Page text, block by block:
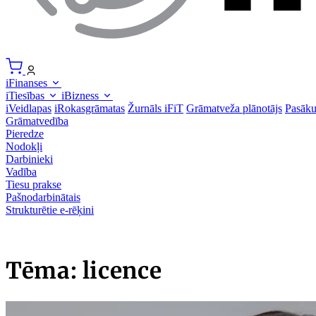
iFinanses
iTiesības
iBizness
iVeidlapas iRokasgrāmatas Žurnāls iFiT Grāmatveža plānotājs
Grāmatvedība
Pieredze
Nodokļi
Darbinieki
Vadība
Tiesu prakse
Pašnodarbinātais
Strukturētie e-rēķini
Tēma: licence